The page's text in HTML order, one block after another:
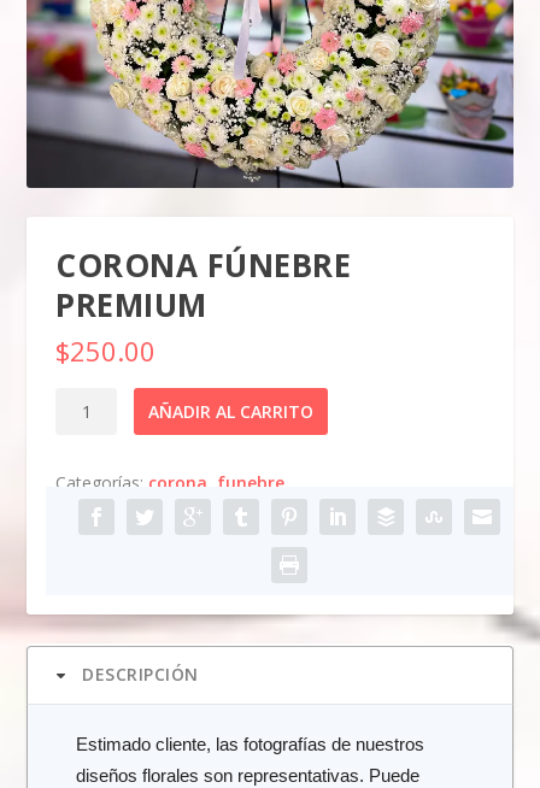
CORONA FÚNEBRE
PREMIUM
$250.00
Corona
cantidad
AÑADIR AL CARRITO
Categorías: corona funebre
DESCRIPCIÓN
Estimado cliente, las fotografías de nuestros
diseños florales son representativas. Puede